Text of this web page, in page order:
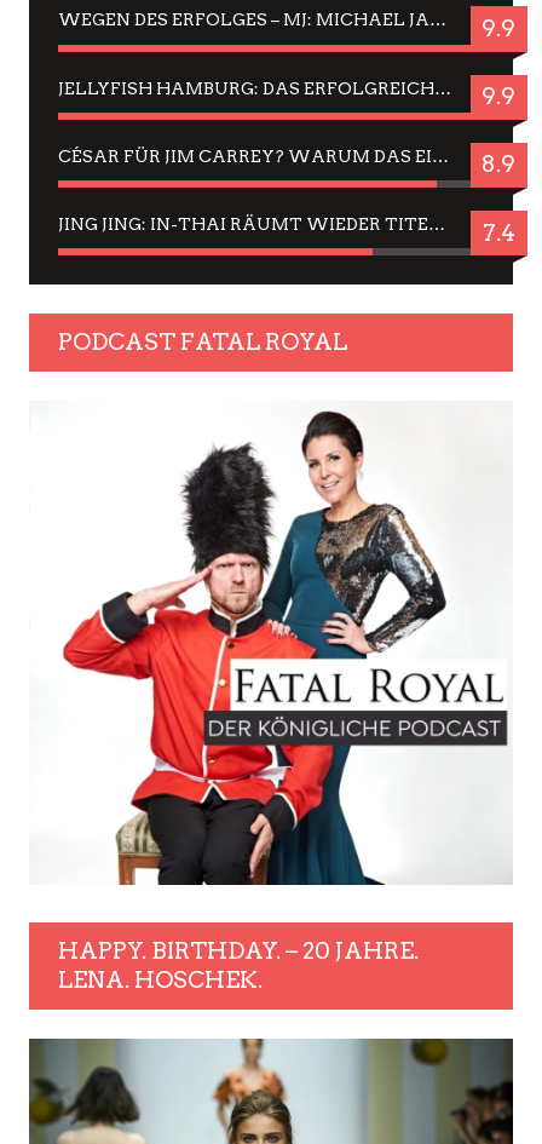
WEGEN DES ERFOLGES – MJ: MICHAEL JACKSON MUSICAL IN EINER MATINEE SEHEN 9.9
JELLYFISH HAMBURG: DAS ERFOLGREICHE SOMMER-MENÜ 2025 IN GEFÜHLEN UND BILDERN 9.9
CÉSAR FÜR JIM CARREY? WARUM DAS EINER DER NERVIGSTEN ACTORS IST UND BLEIBT 8.9
JING JING: IN-THAI RÄUMT WIEDER TITEL AB – EIN ZWEI-STUNDEN-ERLEBNISBERICHT 7.4
PODCAST FATAL ROYAL
HAPPY. BIRTHDAY. – 20 JAHRE.
LENA. HOSCHEK.